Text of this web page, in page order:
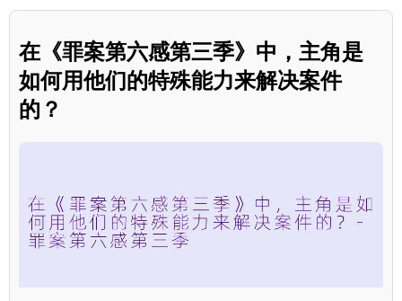
在《罪案第六感第三季》中，主角是
如何用他们的特殊能力来解决案件
的？